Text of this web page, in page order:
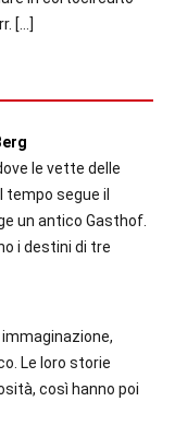
[…]
le vette delle
tempo segue il
un antico Gasthof.
i destini di tre
Le loro storie
così hanno poi